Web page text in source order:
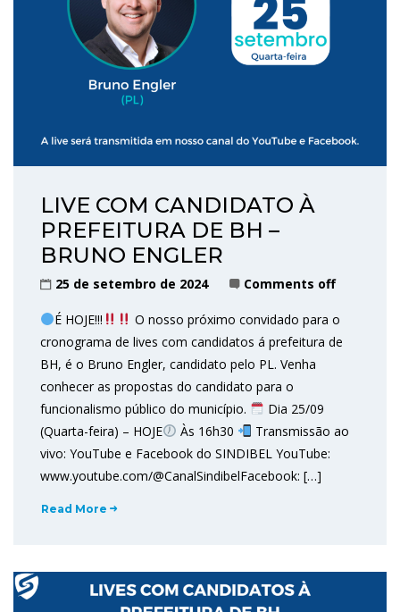
LIVE COM CANDIDATO À
PREFEITURA DE BH –
BRUNO ENGLER
25 de setembro de 2024 Comments off
É HOJE!!!
O nosso próximo convidado para o
cronograma de lives com candidatos á prefeitura de
BH, é o Bruno Engler, candidato pelo PL. Venha
conhecer as propostas do candidato para o
funcionalismo público do município.
Dia 25/09
(Quarta-feira) – HOJE
Às 16h30
Transmissão ao
vivo: YouTube e Facebook do SINDIBEL YouTube:
www.youtube.com/@CanalSindibelFacebook: […]
Read More